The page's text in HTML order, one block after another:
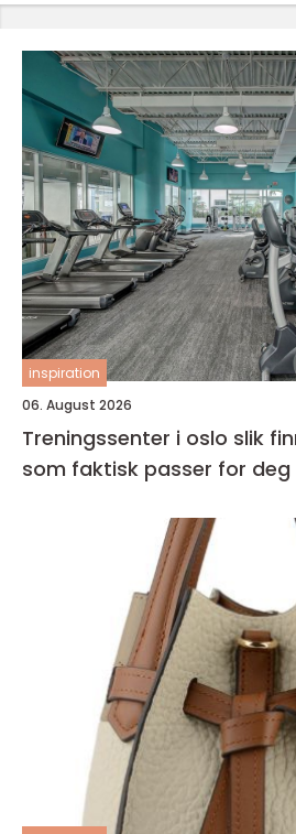
inspiration
06. August 2026
Treningssenter i oslo slik finner du stedet
som faktisk passer for deg